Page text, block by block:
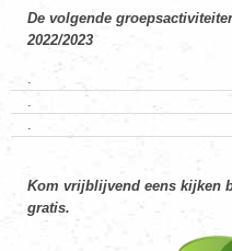
De volgende
2022/2023
.
.
.
Kom vrijblijvend eens kijken
gratis.